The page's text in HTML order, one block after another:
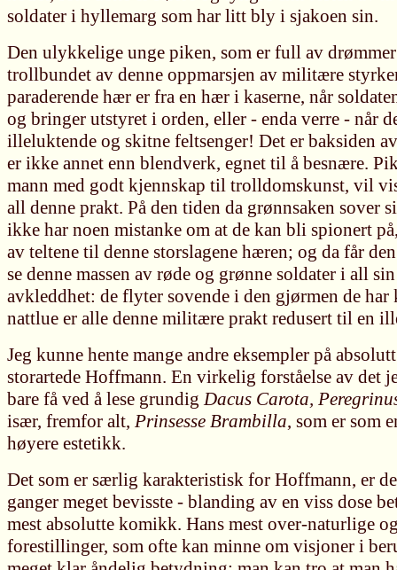
soldater i hyllemarg som har litt bly i sjakoen sin.
Den ulykkelige unge piken, som er full av
trollbundet av denne oppmarsjen av militære
paraderende hær er fra en hær i kaserne, når
og bringer utstyret i orden, eller - enda verre - når
illeluktende og skitne feltsenger! Det er baksiden
er ikke annet enn blendverk, egnet til å besnære.
mann med godt kjennskap til trolldomskunst, vil
all denne prakt. På den tiden da grønnsaken sover
ikke har noen mistanke om at de kan bli spionert
av teltene til denne storslagene hæren; og da får
se denne massen av røde og grønne soldater i all
avkleddhet: de flyter sovende i den gjørmen de
nattlue er alle denne militære prakt redusert til en
Jeg kunne hente mange andre eksempler på
storartede Hoffmann. En virkelig forståelse av det
bare få ved å lese grundigDacus Carota,
især, fremfor alt, Prinsesse Brambilla, som er som
høyere estetikk.
Det som er særlig karakteristisk for Hoffmann, er
ganger meget bevisste - blanding av en viss dose
mest absolutte komikk. Hans mest over-naturlige
forestillinger, som ofte kan minne om visjoner i